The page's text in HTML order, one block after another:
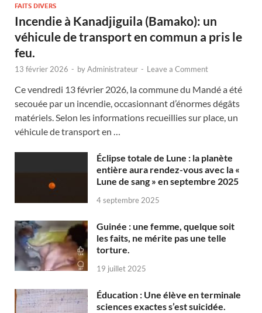
FAITS DIVERS
Incendie à Kanadjiguila (Bamako): un
véhicule de transport en commun a pris le
feu.
13 février 2026 - byAdministrateur - Leave a Comment
Ce vendredi 13 février 2026, la commune du Mandé a été
secouée par un incendie, occasionnant d’énormes dégâts
matériels. Selon les informations recueillies sur place, un
véhicule de transport en …
Éclipse totale de Lune : la planète
entière aura rendez-vous avec la «
Lune de sang » en septembre 2025
4 septembre 2025
Guinée : une femme, quelque soit
les faits, ne mérite pas une telle
torture.
19 juillet 2025
Éducation : Une élève en terminale
sciences exactes s’est suicidée.